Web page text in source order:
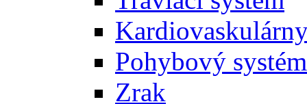
Pohybový systém
Zrak